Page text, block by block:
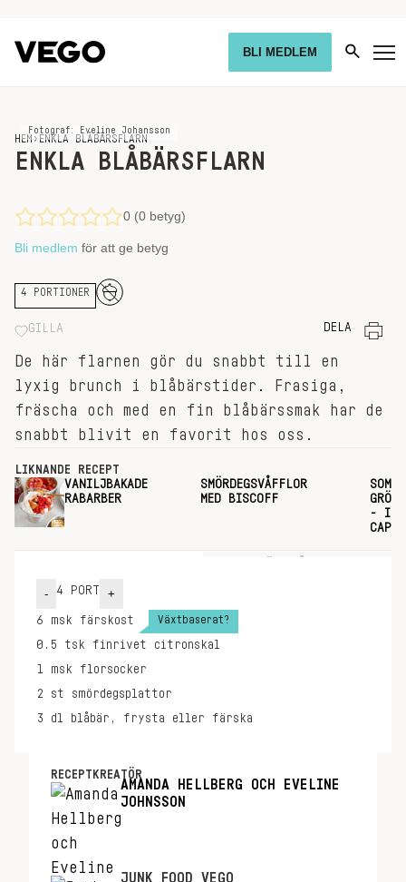
BLI MEDLEM
HEM › ENKLA BLÅBÄRSFLARN
Fotograf: Eveline Johansson
ENKLA BLÅBÄRSFLARN
0 (0 betyg)
Bli medlem för att ge betyg
4 PORTIONER
GILLA DELA
De här flarnen gör du snabbt till en
lyxig brunch i blåbärstider. Frasiga,
fräscha och med en fin blåbärssmak har de
snabbt blivit en favorit hos oss.
LIKNANDE RECEPT
VANILJBAKADE
RABARBER
SMÖRDEGSVÅFFLOR
MED BISCOFF
-
- 4 PORT +
6 msk färskost Växtbaserat?
0.5 tsk
finrivet citronskal
1 msk
florsocker
2 st
smördegsplattor
3 dl blåbär, frysta eller färska
RECEPTKREATÖR
AMANDA HELLBERG OCH EVELINE
JOHNSSON
JUNK FOOD VEGO